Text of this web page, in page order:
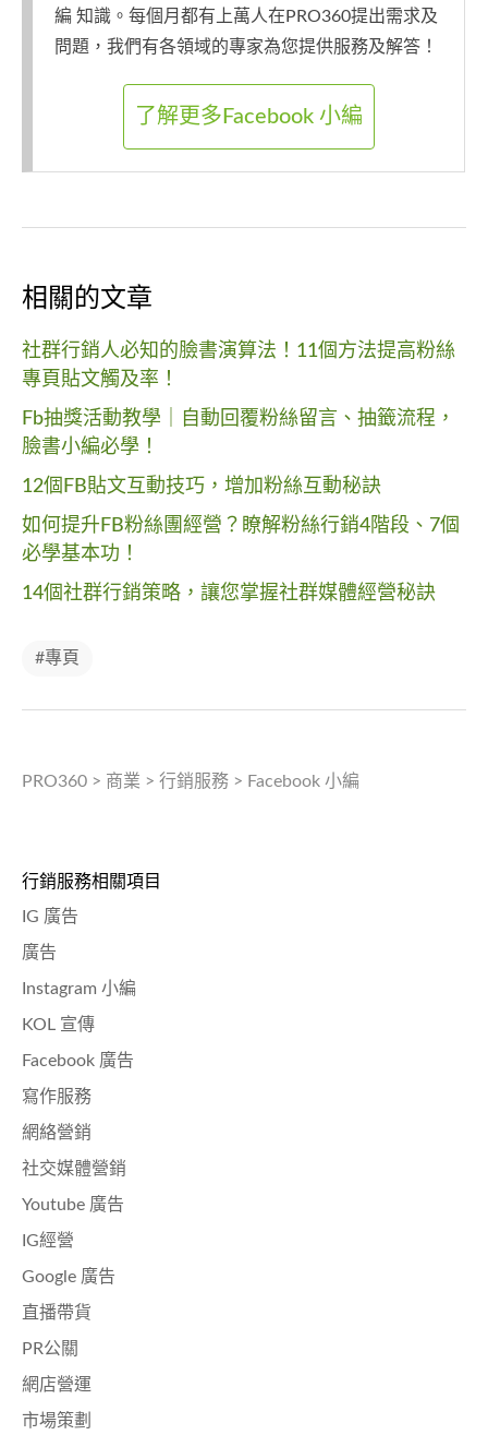
編 知識。每個月都有上萬人在PRO360提出需求及
問題，我們有各領域的專家為您提供服務及解答！
了解更多Facebook 小編
相關的文章
社群行銷人必知的臉書演算法！11個方法提高粉絲
專頁貼文觸及率！
Fb抽獎活動教學｜自動回覆粉絲留言、抽籤流程，
臉書小編必學！
12個FB貼文互動技巧，增加粉絲互動秘訣
如何提升FB粉絲團經營？瞭解粉絲行銷4階段、7個
必學基本功！
14個社群行銷策略，讓您掌握社群媒體經營秘訣
#專頁
PRO360 > 商業 > 行銷服務 > Facebook 小編
行銷服務相關項目
IG 廣告
廣告
Instagram 小編
KOL 宣傳
Facebook 廣告
寫作服務
網絡營銷
社交媒體營銷
Youtube 廣告
IG經營
Google 廣告
直播帶貨
PR公關
網店營運
市場策劃